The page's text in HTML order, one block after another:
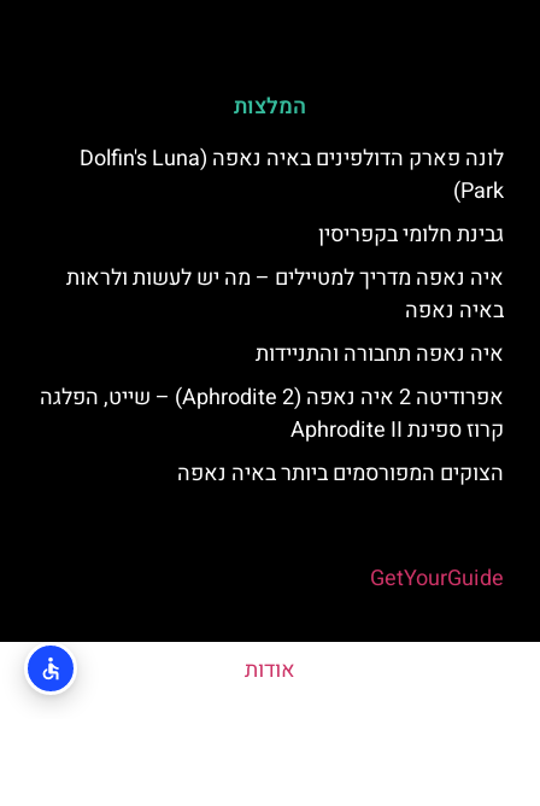
המלצות
לונה פארק הדולפינים באיה נאפה (Dolfin's Luna
Park)
גבינת חלומי בקפריסין
איה נאפה מדריך למטיילים – מה יש לעשות ולראות
באיה נאפה
איה נאפה תחבורה והתניידות
אפרודיטה 2 איה נאפה (Aphrodite 2) – שייט, הפלגה
קרוז ספינת Aphrodite II
הצוקים המפורסמים ביותר באיה נאפה
GetYourGuide
אודות